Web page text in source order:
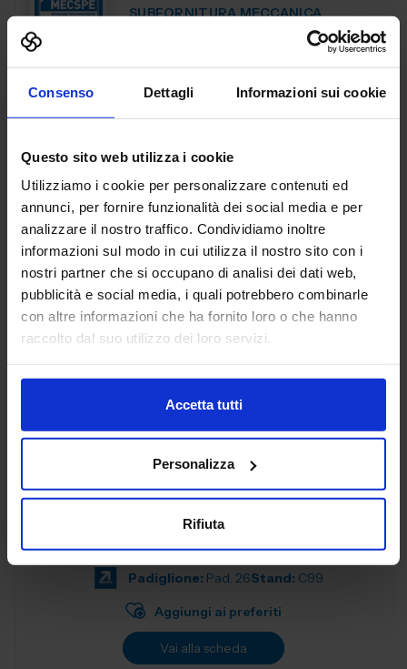
Consenso Dettagli Informazioni sui cookie
Questo sito web utilizza i cookie
Utilizziamo i cookie per personalizzare contenuti ed
annunci, per fornire funzionalità dei social media e per
analizzare il nostro traffico. Condividiamo inoltre
informazioni sul modo in cui utilizza il nostro sito con i
nostri partner che si occupano di analisi dei dati web,
pubblicità e social media, i quali potrebbero combinarle
con altre informazioni che ha fornito loro o che hanno
raccolto dal suo utilizzo dei loro servizi.
Accetta tutti
Personalizza
Rifiuta
SUBFORNITURA MECCANICA
Padiglione:Pad. 26Stand:B127
Aggiungi ai preferiti
AEP ASSEMBLAGGI
ELETTRONICI SRL
SUBFORNITURA MECCANICA
Padiglione: Pad. 26 Stand:B78
AGENT321 SRL
SUBFORNITURA MECCANICA
Padiglione: Pad. 26Stand: C99
Aggiungi ai preferiti
Vai alla scheda